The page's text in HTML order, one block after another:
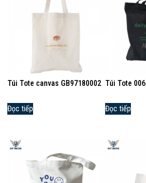
Túi Tote canvas GB97180002
Đọc tiếp
Túi Tote 006
Đọc tiếp